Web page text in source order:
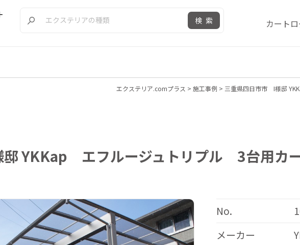
検索 カート
エクステリア.comプラス > 施工事例 > 三重県四日市市 I様邸
邸 YKKap エフルージュトリプル 3台用
No.
メーカー